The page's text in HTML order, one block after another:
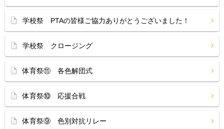
学校祭 PTAの皆様ご協力ありがとうございました！
学校祭 クロージング
体育祭⑪ 各色解団式
体育祭⑩ 応援合戦
体育祭⑨ 色別対抗リレー